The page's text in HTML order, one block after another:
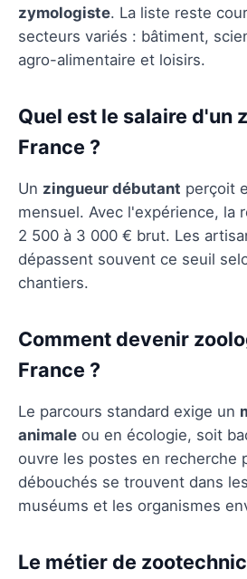
zymologiste. La liste reste
secteurs variés : bâtiment,
agro-alimentaire et loisirs.
Quel est le salaire d'un
France ?
Un zingueur débutant perçoit
mensuel. Avec l'expérience, la
2 500 à 3 000 € brut. Les
dépassent souvent ce seuil
chantiers.
Comment devenir
France ?
Le parcours standard exige un
animale ou en écologie, soit
ouvre les postes en recherche
débouchés se trouvent dans
muséums et les organismes
Le métier de